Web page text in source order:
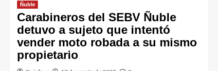
Ñuble
Carabineros del SEBV Ñuble
detuvo a sujeto que intentó
vender moto robada a su mismo
propietario